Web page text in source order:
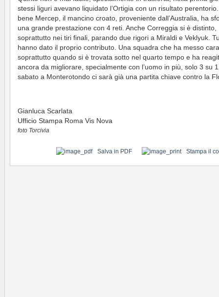
stessi liguri avevano liquidato l’Ortigia con un risultato
bene Mercep, il mancino croato, proveniente dall’Australia, ha
una grande prestazione con 4 reti. Anche Correggia si è distinto,
soprattutto nei tiri finali, parando due rigori a Miraldi e Veklyuk.
hanno dato il proprio contributo. Una squadra che ha messo
soprattutto quando si è trovata sotto nel quarto tempo e ha
ancora da migliorare, specialmente con l’uomo in più, solo 3 su
sabato a Monterotondo ci sarà già una partita chiave contro la
Gianluca Scarlata
Ufficio Stampa Roma Vis Nova
foto Torcivia
Salva in PDF Stampa il